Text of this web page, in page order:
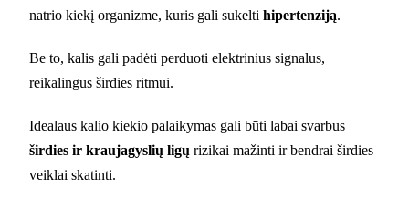
natrio kiekį organizme, kuris gali sukelti hipertenziją.
Be to, kalis gali padėti perduoti elektrinius signalus,
reikalingus širdies ritmui.
Idealaus kalio kiekio palaikymas gali būti labai svarbus
širdies ir kraujagyslių ligų rizikai mažinti ir bendrai širdies
veiklai skatinti.